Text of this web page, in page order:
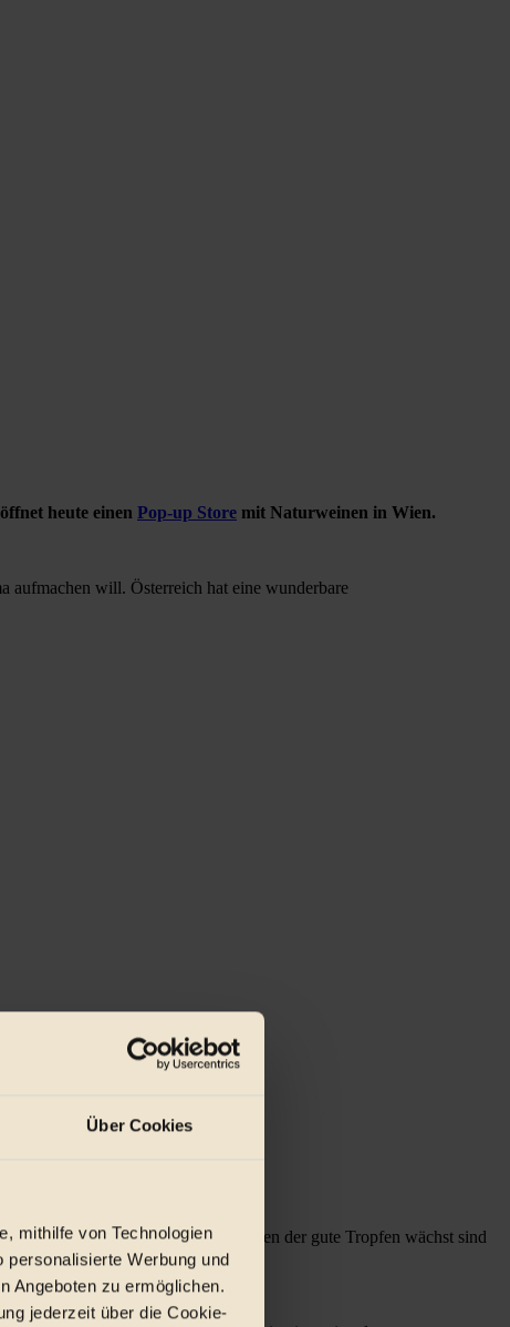
Über Cookies
mithilfe von Technologien
Werbung und
Angeboten zu ermöglichen.
jederzeit über die Cookie-
heute einen Pop-up Store mit Naturweinen in Wien.
aufmachen will. Österreich hat eine wunderbare
bringen. Die Weingüter, auf denen der gute Tropfen wächst sind